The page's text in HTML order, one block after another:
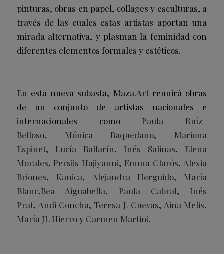
pinturas, obras en papel, collages y esculturas, a
través de las cuales estas artistas aportan una
mirada alternativa, y plasman la feminidad con
diferentes elementos formales y estéticos.
En esta nueva subasta, Maza.Art reunirá obras
de un conjunto de artistas nacionales e
internacionales como Paula Ruíz-
Belloso, Mónica Baquedano, Mariona
Espinet, Lucía Ballarín, Inés Salinas, Elena
Morales, Persiis Hajiyanni, Emma Clarós, Alexia
Briones, Kanica, Alejandra Herguido, María
Blanc,Bea Aiguabella, Paula Cabral, Inés
Prat, Andi Concha, Teresa J. Cuevas, Aina Melis,
María JL Hierroy Carmen Martini.